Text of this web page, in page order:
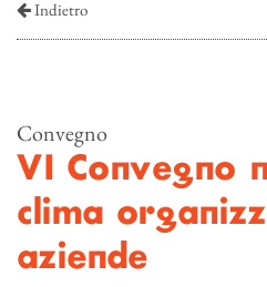
Indietro
Convegno
VI Convegno
clima
aziende